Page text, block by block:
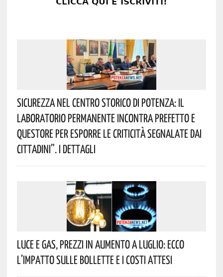
Sicurezza Nel Centro Storico Di Potenza: Il
Laboratorio Permanente Incontra Prefetto E
Questore Per Esporre Le Criticità Segnalate Dai
Cittadini”. I Dettagli
Luce E Gas, Prezzi In Aumento A Luglio: Ecco
L’impatto Sulle Bollette E I Costi Attesi